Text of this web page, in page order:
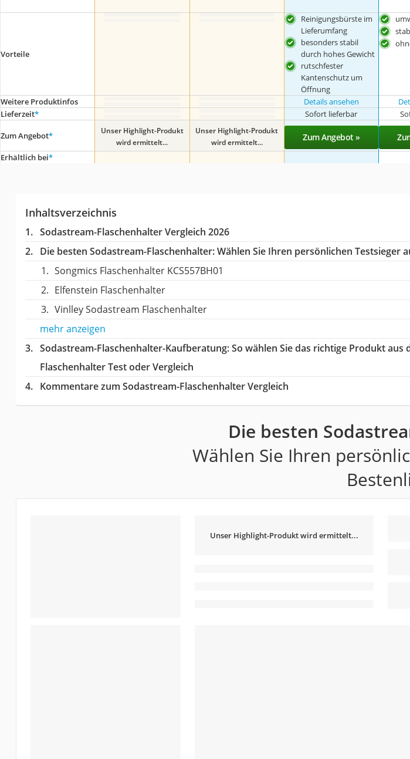
Vorteile
Reinigungsbürste im
Lieferumfang
besonders stabil
durch hohes Gewicht
rutschfester
Kantenschutz um
Öffnung
Weitere Produktinfos Details ansehen
Lieferzeit* Sofort lieferbar
Zum Angebot*
Unser Highlight-Produkt
wird ermittelt...
Unser Highlight-Produkt
wird ermittelt...
Zum Angebot »
Erhältlich bei*
Inhaltsverzeichnis
Sodastream-Flaschenhalter Vergleich 2026
Die besten Sodastream-Flaschenhalter:Wählen Sie Ihren persönlichen Testsieger
Songmics Flaschenhalter KCS557BH01
Elfenstein Flaschenhalter
Vinlley Sodastream Flaschenhalter
mehr anzeigen
Sodastream-Flaschenhalter-Kaufberatung: So wählen Sie das richtige Produkt aus
Flaschenhalter Test oder Vergleich
Kommentare zum Sodastream-Flaschenhalter Vergleich
Die besten
Wählen Sie Ihren
Unser Highlight-Produkt wird ermittelt...